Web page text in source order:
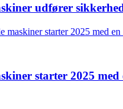
udfører
starter 2025